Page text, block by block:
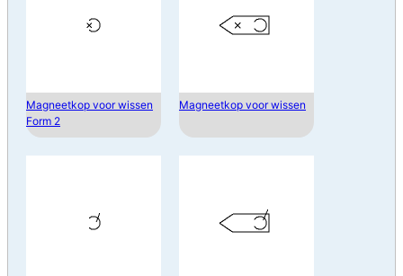
Magneetkop voor wissen
Form 2
Magneetkop voor wissen